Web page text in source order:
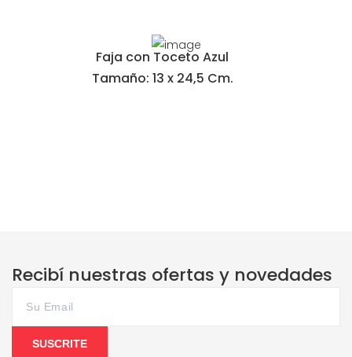
Faja con Toceto Azul
Tamaño: 13 x 24,5 Cm.
Recibí nuestras ofertas y novedades
SUSCRITE